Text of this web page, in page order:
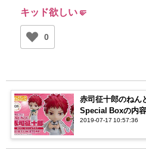
キッド欲しい🤛
0
赤司征十郎のねん
Special Boxの内
2019-07-17 10:57:36